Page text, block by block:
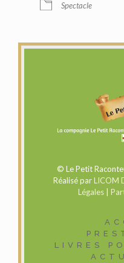
Spectacle
© Le Petit
Réalisé parLICOM
Légales |
LIVRES